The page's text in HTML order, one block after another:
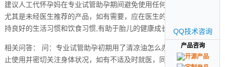
建议人工代怀孕妈在专业试管助孕期间避免使用任何药物或化妆品，
尤其是未经医生推荐的产品，如有需要，应在医生的指导下使用，保
持良好的生活习惯和饮食习惯,有助于胎儿的健康成长。
相关问答： 问：专业试管助孕初期用了清凉油怎么办？ 答：应立即停
止使用并密切关注身体状况，如有不适及时就医，同时保持充足的水
QQ技术咨询
产品咨询
QQ技术咨询
产品咨询